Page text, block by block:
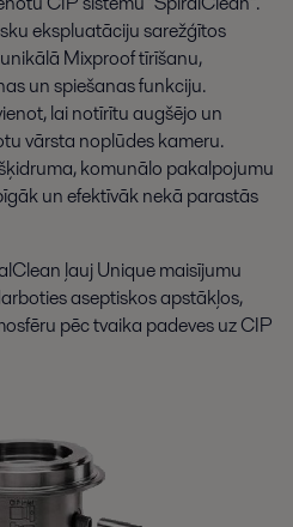
ekspluatāciju sarežģītos
Mixproof tīrīšanu,
un spiešanas funkciju.
lai notīrītu augšējo un
vārsta noplūdes kameru.
komunālo pakalpojumu
un efektīvāk nekā parastās
ļauj Unique maisījumu
aseptiskos apstākļos,
pēc tvaika padeves uz CIP